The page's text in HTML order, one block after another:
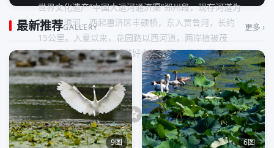
世界文化遗产“中国大运河通济渠”郑州段，现存河道为
郑州索须河，西起惠济区丰硕桥，东入贾鲁河，长约
15公里。入夏以来，花园路以西河道，两岸植被茂
密，是市民夏日休闲郊游好去处。记者 周甬/摄
评论
分享到：
最新推荐GALLERY 更多 ›
9图 6图